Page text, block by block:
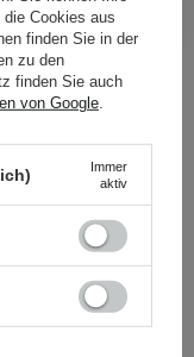
von
Cookies aus
finden Sie in der
zu den
finden Sie auch
von Google
Immer
aktiv